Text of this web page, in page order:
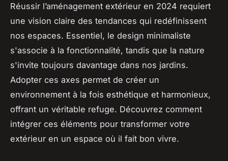
Réussir l’aménagement extérieur en 2024 requiert
une vision claire des tendances qui redéfinissent
nos espaces. Essentiel, le design minimaliste
s'associe à la fonctionnalité, tandis que la nature
s'invite toujours davantage dans nos jardins.
Adopter ces axes permet de créer un
environnement à la fois esthétique et harmonieux,
offrant un véritable refuge. Découvrez comment
intégrer ces éléments pour transformer votre
extérieur en un espace où il fait bon vivre.